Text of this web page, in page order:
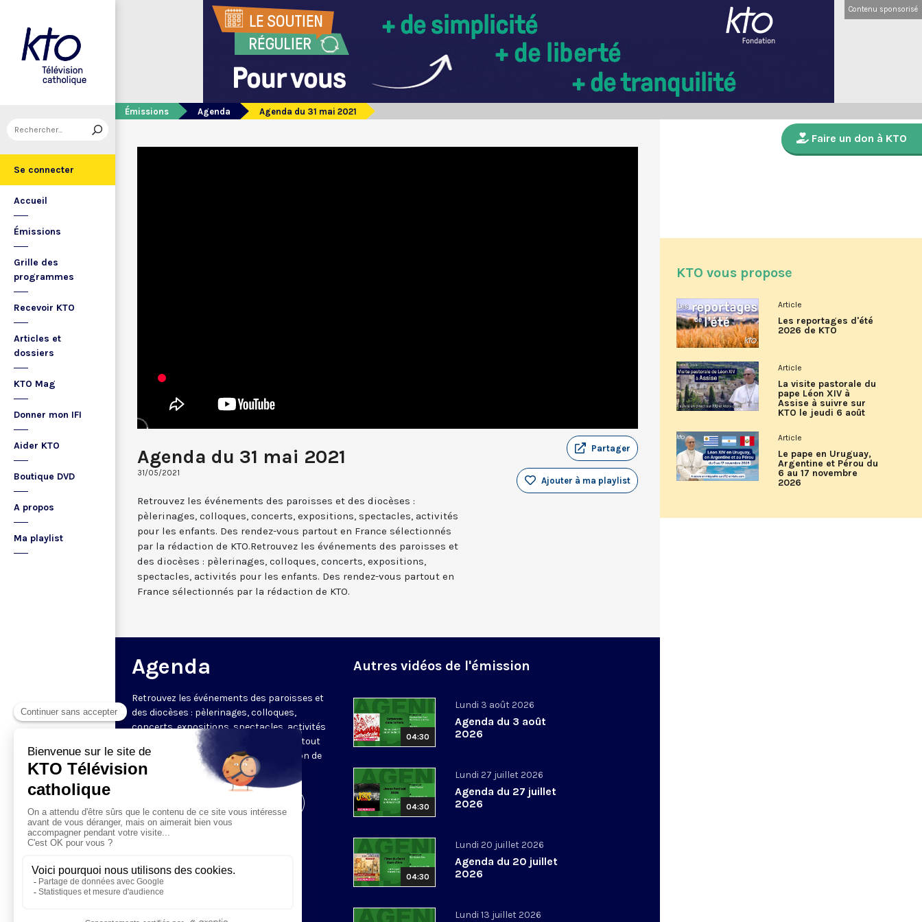
Se connecter
Accueil
Émissions
Grille des
programmes
Recevoir KTO
Articles et
dossiers
KTO Mag
Donner mon IFI
Aider KTO
Boutique DVD
A propos
Ma playlist
Contenu sponsorisé
Émissions Agenda Agenda du 31 mai 2021
Agenda du 31 mai 2021
31/05/2021
Partager
Ajouter à ma playlist
Retrouvez les événements des paroisses et des diocèses :
pèlerinages, colloques, concerts, expositions, spectacles, activités
pour les enfants. Des rendez-vous partout en France sélectionnés
par la rédaction de KTO.Retrouvez les événements des paroisses et
des diocèses : pèlerinages, colloques, concerts, expositions,
spectacles, activités pour les enfants. Des rendez-vous partout en
France sélectionnés par la rédaction de KTO.
Agenda
Retrouvez les événements des paroisses et
des diocèses : pèlerinages, colloques,
concerts, expositions, spectacles, activités
pour les enfants. Des rendez-vous partout
en France sélectionnés par la rédaction de
KTO.
Autres vidéos de l'émission
04:30
Lundi 3 août 2026
Agenda du 3 août
2026
04:30
Lundi 27 juillet 2026
Agenda du 27 juillet
2026
04:30
Lundi 20 juillet 2026
Agenda du 20 juillet
2026
Lundi 13 juillet 2026
Faire un don à KTO
KTO vous propose
Article
Les reportages d'été
2026 de KTO
Article
La visite pastorale du
pape Léon XIV à
Assise à suivre sur
KTO le jeudi 6 août
Article
Le pape en Uruguay,
Argentine et Pérou du
6 au 17 novembre
2026